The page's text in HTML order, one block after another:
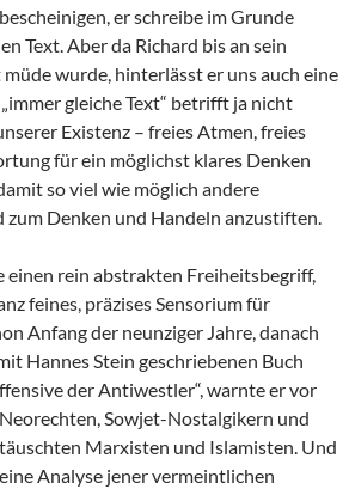
er schreibe im Grunde
Text. Aber da Richard bis an sein
wurde, hinterlässt er uns auch eine
gleiche Text“ betrifft ja nicht
Existenz – freies Atmen, freies
für ein möglichst klares Denken
so viel wie möglich andere
Denken und Handeln anzustiften.
einen rein abstrakten Freiheitsbegriff,
feines, präzises Sensorium für
Anfang der neunziger Jahre, danach
Hannes Stein geschriebenen Buch
der Antiwestler“, warnte er vor
Sowjet-Nostalgikern und
Marxisten und Islamisten. Und
Analyse jener vermeintlichen